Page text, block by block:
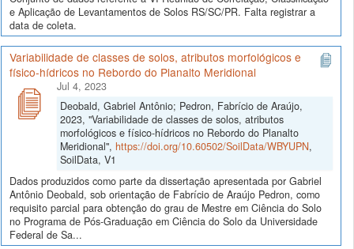
e Aplicação de Levantamentos de Solos RS/SC/PR. Falta registrar a
data de coleta.
Variabilidade de classes de solos, atributos morfológicos e
físico-hídricos no Rebordo do Planalto Meridional
Jul 4, 2023
Deobald, Gabriel Antônio; Pedron, Fabrício de Araújo,
2023, "Variabilidade de classes de solos, atributos
morfológicos e físico-hídricos no Rebordo do Planalto
Meridional", https://doi.org/10.60502/SoilData/WBYUPN,
SoilData, V1
Dados produzidos como parte da dissertação apresentada por Gabriel
Antônio Deobald, sob orientação de Fabrício de Araújo Pedron, como
requisito parcial para obtenção do grau de Mestre em Ciência do Solo
no Programa de Pós-Graduação em Ciência do Solo da Universidade
Federal de Sa...